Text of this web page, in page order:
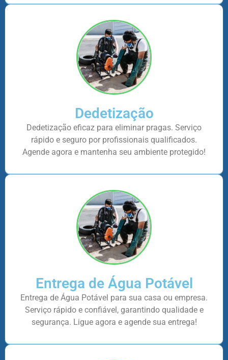
Dedetização
Dedetização eficaz para eliminar pragas. Serviço
rápido e seguro por profissionais qualificados.
Agende agora e mantenha seu ambiente protegido!
Entrega de Água Potável
Entrega de Água Potável para sua casa ou empresa.
Serviço rápido e confiável, garantindo qualidade e
segurança. Ligue agora e agende sua entrega!